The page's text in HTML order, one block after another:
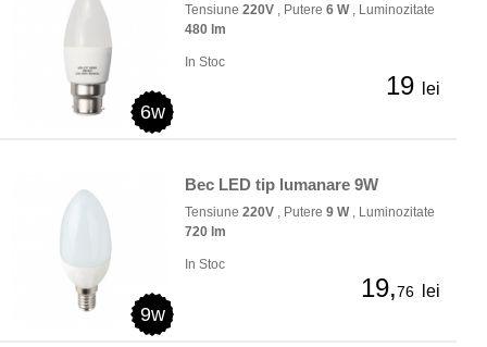
6w
Tensiune 220V , Putere 6 W, Luminozitate
480 lm
In Stoc
19 lei
9w
Bec LED tip lumanare 9W
Tensiune 220V , Putere 9 W, Luminozitate
720 lm
In Stoc
19,76 lei